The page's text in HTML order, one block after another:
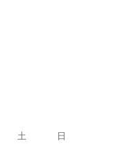
土
日